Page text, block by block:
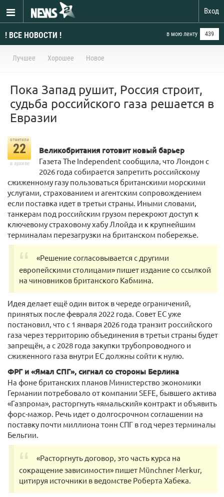
Вход
! ВСЕ НОВОСТИ ! в мою ленту 439
Лучшее Хорошее Новое
Пока Запад рушит, Россия строит,
судьба российского газа решается в
Евразии
отметили
22
в архиве
Великобритания готовит новый барьер
Газета The Independent сообщила, что Лондон с
2026 года собирается запретить российскому
сжиженному газу пользоваться британскими морскими
услугами, страхованием и агентским сопровождением
если поставка идет в третьи страны. Иными словами,
танкерам под российским грузом перекроют доступ к
ключевому страховому хабу Ллойда и к крупнейшим
терминалам перезагрузки на британском побережье.
«Решение согласовывается с другими
европейскими столицами» пишет издание со ссылкой
на чиновников британского Кабмина.
Идея делает ещё один виток в череде ограничений,
принятых после февраля 2022 года. Совет ЕС уже
постановил, что с 1 января 2026 года транзит российского
газа через территорию объединения в третьи страны будет
запрещён, а с 2028 года закупки трубопроводного и
сжиженного газа внутри ЕС должны сойти к нулю.
ФРГ и «Ямал СПГ», сигнал со стороны Берлина
На фоне британских планов Министерство экономики
Германии потребовало от компании SEFE, бывшего активa
«Газпрома», расторгнуть «ямальский» контракт и объявить
форс-мажор. Речь идет о долгосрочном соглашении на
поставку почти миллиона тонн СПГ в год через терминалы
Бельгии.
«Расторгнуть договор, это часть курса на
сокращение зависимости» пишет Münchner Merkur,
цитируя источники в ведомстве Роберта Хабека.